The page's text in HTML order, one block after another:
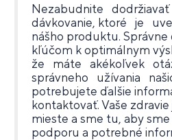
Nezabudnite
dávkovanie, ktoré je
nášho produktu. Správne
kľúčom k optimálnym
že máte akékoľvek
správneho užívania
potrebujete ďalšie
kontaktovať. Vaše
mieste a sme tu, aby
podporu a potrebné